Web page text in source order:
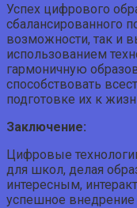
Успех цифрового
сбалансированного
возможности, так и
использованием
гармоничную
способствовать
подготовке их к
Заключение:
Цифровые
для школ, делая
интересным,
успешное внедрение